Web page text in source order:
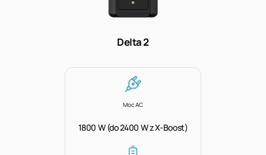
Delta 2
Moc AC
1800 W (do 2400 W z X-Boost)